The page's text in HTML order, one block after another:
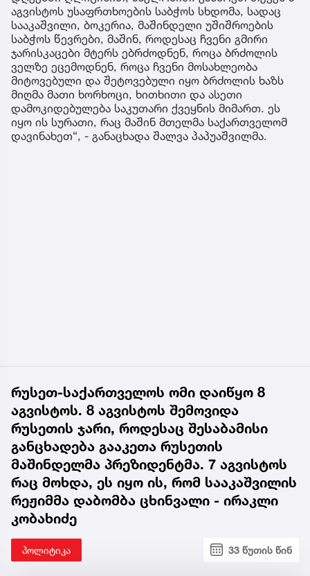
აგვისტოს უსაფრთხოების საბჭოს სხდომა, სადაც
სააკაშვილი, ბოკერია, მაშინდელი უშიშროების
საბჭოს წევრები, მაშინ, როდესაც ჩვენი გმირი
ჯარისკაცები მტერს ებრძოდნენ, როცა ბრძოლის
ველზე ეცემოდნენ, როცა ჩვენი მოსახლეობა
მიტოვებული და შეტოვებული იყო ბრძოლის ხაზს
მიღმა მათი ხორხოცი, ხითხითი და ასეთი
დამოკიდებულება საკუთარი ქვეყნის მიმართ. ეს
იყო ის სურათი, რაც მაშინ მთელმა საქართველომ
დავინახეთ“, - განაცხადა შალვა პაპუაშვილმა.
რუსეთ-საქართველოს ომი დაიწყო 8
აგვისტოს. 8 აგვისტოს შემოვიდა
რუსეთის ჯარი, როდესაც შესაბამისი
განცხადება გააკეთა რუსეთის
მაშინდელმა პრეზიდენტმა. 7 აგვისტოს
რაც მოხდა, ეს იყო ის, რომ სააკაშვილის
რეჟიმმა დაბომბა ცხინვალი - ირაკლი
კობახიძე
პოლიტიკა 33 წუთის წინ